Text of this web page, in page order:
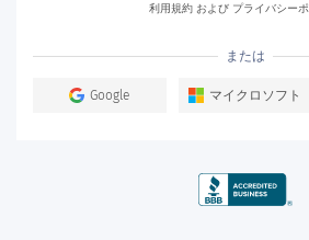
利用規約 および プライバシー
または
Google マイクロソフト